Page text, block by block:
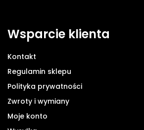
Wsparcie klienta
Kontakt
Regulamin sklepu
Polityka prywatności
Zwroty i wymiany
Moje konto